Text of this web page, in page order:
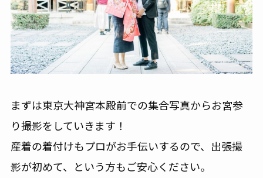
まずは東京大神宮本殿前での集合写真からお宮参
り撮影をしていきます！
産着の着付けもプロがお手伝いするので、出張撮
影が初めて、という方もご安心ください。